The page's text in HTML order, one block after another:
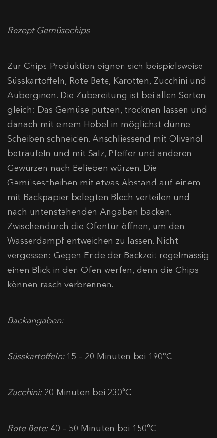
Rezept Gemüsechips
Zur Chips-Produktion eignen sich beispielsweise
Süsskartoffeln, Rote Bete, Karotten, Zucchini und
Auberginen. Die Zubereitung ist bei allen Sorten
gleich: Das Gemüse putzen, trocknen lassen und
danach mit einem Hobel in möglichst dünne
Scheiben schneiden. Anschliessend mit Olivenöl
beträufeln und mit Salz, Pfeffer und anderen
Gewürzen nach Belieben würzen. Die
Gemüsescheiben mit etwas Abstand auf einem
mit Backpapier belegten Blech verteilen und
nach untenstehenden Angaben backen.
Zwischendurch die Ofentür öffnen, um den
Wasserdampf entweichen zu lassen. Nicht
vergessen: Gegen Ende der Backzeit regelmässig
einen Blick in den Ofen werfen, denn die Chips
können rasch verbrennen.
Backangaben:
Süsskartoffeln: 15 – 20 Minuten bei 190°C
Zucchini:20 Minuten bei 230°C
Rote Bete:40 – 50 Minuten bei 150°C